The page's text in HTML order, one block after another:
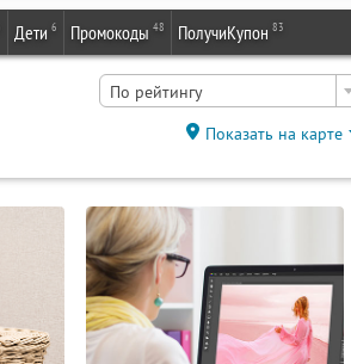
Дети 6 Промокоды 48 ПолучиКупон 83
По рейтингу
Показать на карте